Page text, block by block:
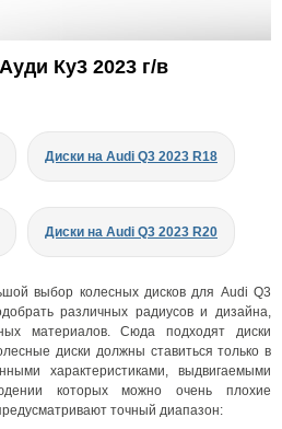
Ку3 2023 г/в
Диски на Audi Q3 2023 R18
Диски на Audi Q3 2023 R20
выбор колесных дисков для Audi Q3
различных радиусов и дизайна,
материалов. Сюда подходят диски
диски должны ставиться только в
характеристиками, выдвигаемыми
которых можно очень плохие
точный диапазон: